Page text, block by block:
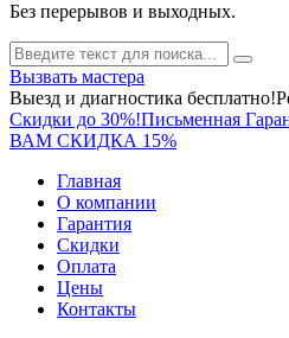
Без перерывов и выходных.
Вызвать мастера
Выезд и диагностика бесплатно!
Скидки до 30%!Письменная
ВАМ СКИДКА 15%
Главная
О компании
Гарантия
Скидки
Оплата
Цены
Контакты